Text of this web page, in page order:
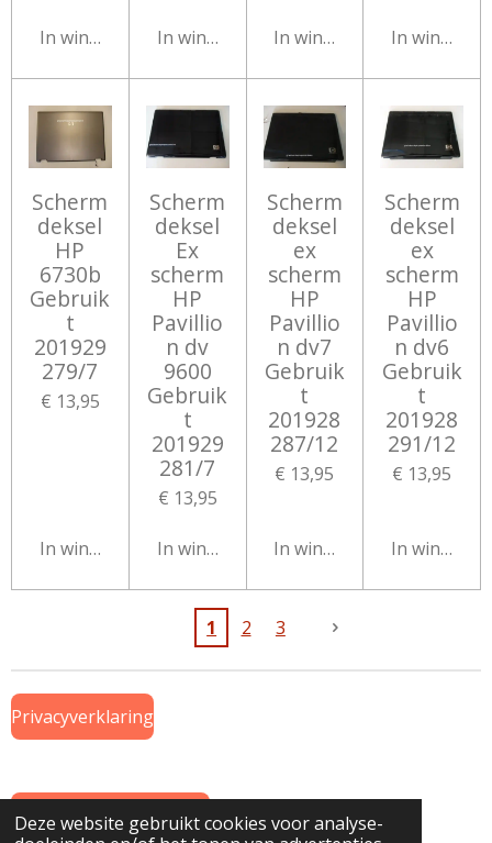
Deze website gebruikt cookies voor analyse-
In winkelwagenIn winkelwagenIn winkelwagen
In
Scherm
deksel
HP
6730b
Gebruik
t
201929
279/7
€ 13,95
In winkelwagen
Scherm
deksel
Ex
scherm
HP
Pavillio
n dv
9600
Gebruik
t
201929
281/7
€ 13,95
In winkelwagen
Scherm
deksel
ex
scherm
HP
Pavillio
n dv7
Gebruik
t
201928
287/12
€ 13,95
In winkelwagen
Scherm
deksel
ex
scherm
HP
Pavillio
n dv6
Gebruik
t
201928
291/12
€ 13,95
In
1 2 3
Privacyverklaring
Algemene Voorwaarden